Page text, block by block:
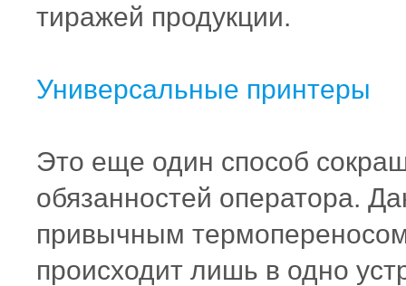
тиражей продукции.
Универсальные принтеры
Это еще один способ
обязанностей оператора.
привычным
происходит лишь в одно